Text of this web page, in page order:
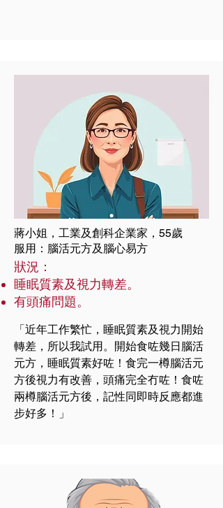
蔣小姐，工業及創科企業家，55歲
服用：腦活元方及腦心易方
狀況：
睡眠質素及視力轉差。
有頭痛問題。
「近年工作繁忙，睡眠質素及視力開始
轉差，所以我試用。開始食咗幾日腦活
元方，睡眠質素好咗！食完一樽腦活元
方後視力有改善，頭痛完全冇咗！食咗
兩樽腦活元方後，記性同即時反應都進
步好多！」